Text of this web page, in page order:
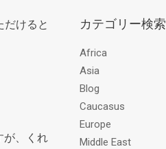
けると
が、くれ
レ
カテゴリー検索
Africa
Asia
Blog
Caucasus
Europe
Middle East